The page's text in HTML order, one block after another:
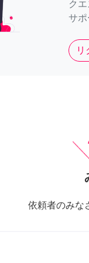
ク
サポ
リ
依頼者のみな